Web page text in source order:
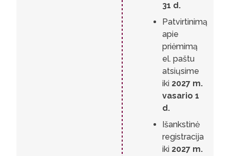
31 d.
Patvirtinimą
apie
priėmimą
el. paštu
atsiųsime
iki 2027 m.
vasario 1
d.
Išankstinė
registracija
iki 2027 m.